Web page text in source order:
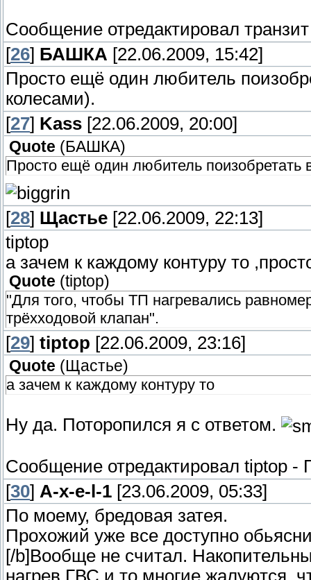
Сообщение отредактировал транзит
[26] БАШКА [22.06.2009, 15:42]
Просто ещё один любитель
колесами).
[27] Kass [22.06.2009, 20:00]
Quote ( БАШКА)
Просто ещё один любитель поизобретать
[28] Щастье [22.06.2009, 22:13]
tiptop
а зачем к каждому контуру то
Quote (tiptop)
"Для того, чтобы ТП нагревались
трёхходовой клапан".
[29] tiptop [22.06.2009, 23:16]
Quote ( Щастье)
а зачем к каждому контуру то
Ну да. Поторопился я с ответом.
Сообщение отредактировал tiptop -
[30] A-x-e-l-1 [23.06.2009, 05:33]
По моему, бредовая затея.
Прохожий уже все доступно
[/b]Вообще не считал.
нагрев ГВС и то многие жалуются,